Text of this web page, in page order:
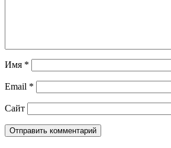
Имя *
Email *
Сайт